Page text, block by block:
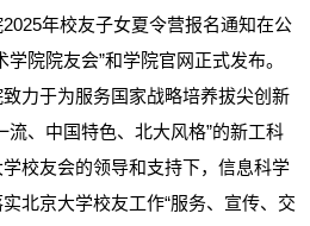
2025年校友子女夏令营报名通知在公
院院友会”和学院官网正式发布。
力于为服务国家战略培养拔尖创新
流、中国特色、北大风格”的新工科
校友会的领导和支持下，信息科学
北京大学校友工作“服务、宣传、交